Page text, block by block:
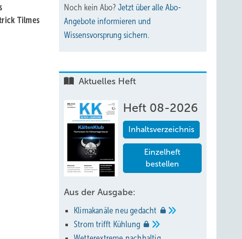
Tilmes
Noch kein Abo? Jetzt über alle Abo-
Angebote informieren und
Wissensvorsprung sichern.
Aktuelles Heft
Heft 08-2026
Inhaltsverzeichnis
Einzelheft
bestellen
Aus der Ausgabe:
Klimakanäle neugedacht
Strom trifft Kühlung